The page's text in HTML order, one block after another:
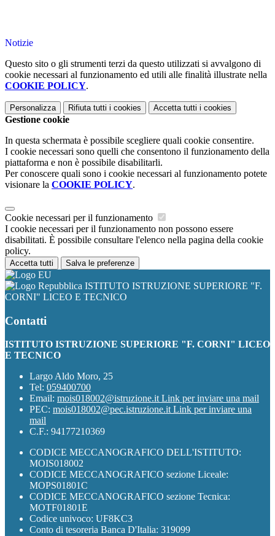
Notizie
Questo sito o gli strumenti terzi da questo utilizzati si avvalgono di
cookie necessari al funzionamento ed utili alle finalità illustrate nella
COOKIE POLICY.
Personalizza Rifiuta tutti i cookies Accetta tutti i cookies
Gestione cookie
In questa schermata è possibile scegliere quali cookie consentire.
I cookie necessari sono quelli che consentono il funzionamento della
piattaforma e non è possibile disabilitarli.
Per conoscere quali sono i cookie necessari al funzionamento potete
visionare la COOKIE POLICY.
Cookie necessari per il funzionamento
I cookie necessari per il funzionamento non possono essere
disabilitati. È possibile consultare l'elenco nella pagina della cookie
policy.
Accetta tutti Salva le preferenze
ISTITUTO ISTRUZIONE SUPERIORE "F.
CORNI" LICEO E TECNICO
Contatti
ISTITUTO ISTRUZIONE SUPERIORE "F. CORNI" LICEO
E TECNICO
Largo Aldo Moro, 25
Tel: 059400700
Email: mois018002@istruzione.it Link per inviare una mail
PEC: mois018002@pec.istruzione.it Link per inviare una
mail
C.F.: 94177210369
CODICE MECCANOGRAFICO DELL'ISTITUTO:
MOIS018002
CODICE MECCANOGRAFICO sezione Liceale:
MOPS01801C
CODICE MECCANOGRAFICO sezione Tecnica:
MOTF01801E
Codice univoco: UF8KC3
Conto di tesoreria Banca D'Italia: 319099